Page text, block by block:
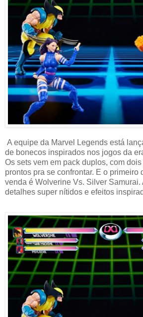
A equipe da Marvel Legends está
de bonecos inspirados nos jogos da
Os sets vem em pack duplos, com
prontos pra se confrontar. E o primeiro
venda é Wolverine Vs. Silver Samurai.
detalhes super nítidos e efeitos